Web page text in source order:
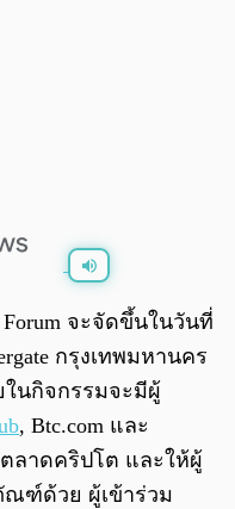
0:00/0:00
Forum จะจัดขึ้นในวันที่
กรุงเทพมหานคร
ในกิจกรรมจะมีผู้
, Btc.com และ
ตลาดคริปโต และให้ผู้
ณฑ์ด้วย ผู้เข้าร่วม